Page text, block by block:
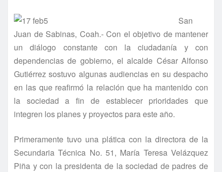
San
Juan de Sabinas, Coah.- Con el objetivo de mantener
un diálogo constante con la ciudadaní­a y con
dependencias de gobierno, el alcalde César Alfonso
Gutiérrez sostuvo algunas audiencias en su despacho
en las que reafirmó la relación que ha mantenido con
la sociedad a fin de establecer prioridades que
integren los planes y proyectos para este año.
Primeramente tuvo una plática con la directora de la
Secundaria Técnica No. 51, Marí­a Teresa Velázquez
Piña y con la presidenta de la sociedad de padres de